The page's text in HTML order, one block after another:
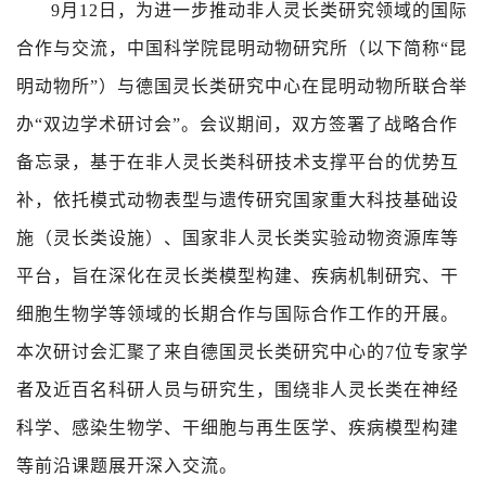
9月 12 日，为进一步推动非人灵长类研究领域的国际
合作与交流，中国科学院昆明动物研究所（以下简称“昆
明动物所”）与德国灵长类研究中心在昆明动物所联合举
办“双边学术研讨会”。会议期间，双方签署了战略合作
备忘录，基于在非人灵长类科研技术支撑平台的优势互
补，依托模式动物表型与遗传研究国家重大科技基础设
施（灵长类设施）、国家非人灵长类实验动物资源库等
平台，旨在深化在灵长类模型构建、疾病机制研究、干
细胞生物学等领域的长期合作与国际合作工作的开展。
本次研讨会汇聚了来自德国灵长类研究中心的7位专家学
者及近百名科研人员与研究生，围绕非人灵长类在神经
科学、感染生物学、干细胞与再生医学、疾病模型构建
等前沿课题展开深入交流。